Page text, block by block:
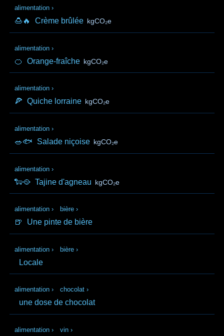
alimentation ›
🍮🔥 Crème brûlée kgCO₂e
alimentation ›
🍊 Orange-fraîche kgCO₂e
alimentation ›
🍕 Quiche lorraine kgCO₂e
alimentation ›
🥗🐟 Salade niçoise kgCO₂e
alimentation ›
🐑🥘 Tajine d'agneau kgCO₂e
alimentation › bière ›
🍺 Une pinte de bière
alimentation › bière ›
Locale
alimentation › chocolat ›
une dose de chocolat
alimentation › vin ›